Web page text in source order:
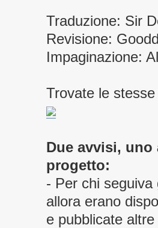
Traduzione: Sir
Revisione:
Impaginazione:
Trovate le
Due avvisi,
progetto:
- Per chi
allora erano
e pubblicate